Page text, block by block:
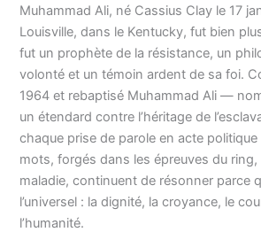
Muhammad Ali, né Cassius Clay le 17
Louisville, dans le Kentucky, fut bien
fut un prophète de la résistance, un
volonté et un témoin ardent de sa foi.
1964 et rebaptisé Muhammad Ali —
un étendard contre l’héritage de
chaque prise de parole en acte politique
mots, forgés dans les épreuves du ring,
maladie, continuent de résonner parce
l’universel : la dignité, la croyance, le
l’humanité.